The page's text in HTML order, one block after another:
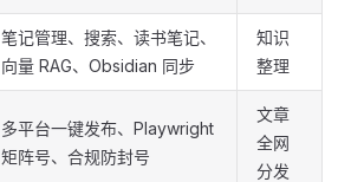
笔记管理、搜索、读书笔记、
向量 RAG、Obsidian 同步
知识
整理
多平台一键发布、Playwright
矩阵号、合规防封号
文章
全网
分发